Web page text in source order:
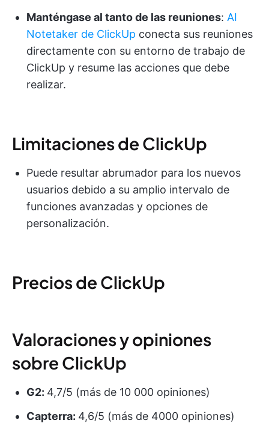
Manténgase al tanto de las reuniones: AI
Notetaker de ClickUp conecta sus reuniones
directamente con su entorno de trabajo de
ClickUp y resume las acciones que debe
realizar.
Limitaciones de ClickUp
Puede resultar abrumador para los nuevos
usuarios debido a su amplio intervalo de
funciones avanzadas y opciones de
personalización.
Precios de ClickUp
Valoraciones y opiniones
sobre ClickUp
G2: 4,7/5 (más de 10 000 opiniones)
Capterra: 4,6/5 (más de 4000 opiniones)